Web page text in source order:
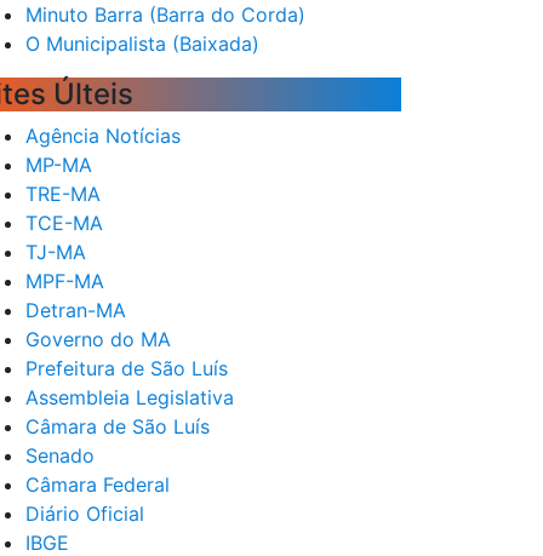
Minuto Barra (Barra do Corda)
O Municipalista (Baixada)
Últeis
Agência Notícias
MP-MA
TRE-MA
TCE-MA
TJ-MA
MPF-MA
Detran-MA
Governo do MA
Prefeitura de São Luís
Assembleia Legislativa
Câmara de São Luís
Senado
Câmara Federal
Diário Oficial
IBGE